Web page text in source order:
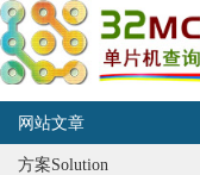
网站文章
方案Solution